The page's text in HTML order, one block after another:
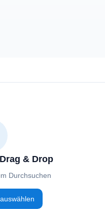
& Drop
Durchsuchen